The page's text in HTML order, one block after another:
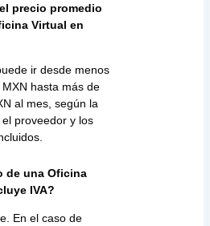
precio promedio
Virtual en
ir desde menos
hasta más de
al mes, según la
proveedor y los
de una Oficina
IVA?
En el caso de